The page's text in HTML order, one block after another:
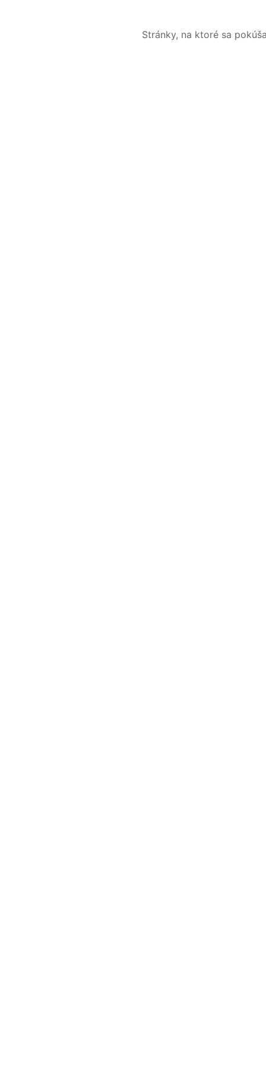
Stránky, na ktoré sa